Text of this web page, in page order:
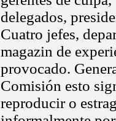
delegados,
Cuatro jefes,
magazin de
provocado.
Comisión esto
reproducir o